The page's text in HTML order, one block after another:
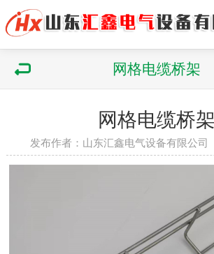
网格电缆桥架
网格电缆桥架
发布作者：山东汇鑫电气设备有限公